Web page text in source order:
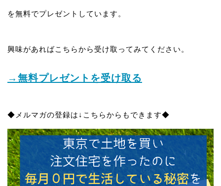
を無料でプレゼントしています。
興味があればこちらから受け取ってみてください。
→無料プレゼントを受け取る
◆メルマガの登録は↓こちらからもできます◆